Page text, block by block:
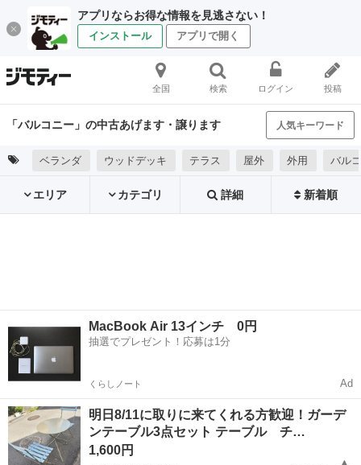
アプリならお得な情報を見逃さない！
インストール アプリで開く
全国 検索 ログイン 投稿
「バルコニー」の中古あげます・譲ります 人気キーワード
ベランダ ウッドデッキ テラス 屋外 外用 バル
エリア カテゴリ 詳細 新着順
MacBook Air 13インチ 0円
抽選でプレゼント！応募は1分
くらしノート Ad
明日8/11に取りに来てくれる方歓迎！ガーデ
ンテーブル3点セット テーブル チ…
1,600円